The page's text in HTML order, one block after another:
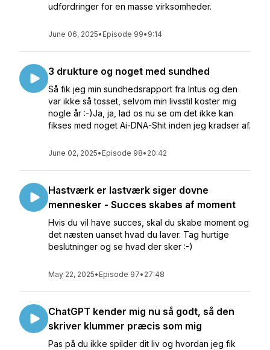
udfordringer for en masse virksomheder.
June 06, 2025• Episode 99• 9:14
3 drukture og noget med sundhed
Så fik jeg min sundhedsrapport fra Intus og den
var ikke så tosset, selvom min livsstil koster mig
nogle år :-)Ja, ja, lad os nu se om det ikke kan
fikses med noget Ai-DNA-Shit inden jeg kradser af.
June 02, 2025• Episode 98• 20:42
Hastværk er lastværk siger dovne
mennesker - Succes skabes af moment
Hvis du vil have succes, skal du skabe moment og
det næsten uanset hvad du laver. Tag hurtige
beslutninger og se hvad der sker :-)
May 22, 2025• Episode 97• 27:48
ChatGPT kender mig nu så godt, så den
skriver klummer præcis som mig
Pas på du ikke spilder dit liv og hvordan jeg fik